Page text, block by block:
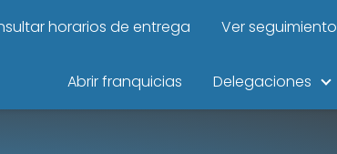
horarios de entrega Ver
Abrir franquicias Delegaciones